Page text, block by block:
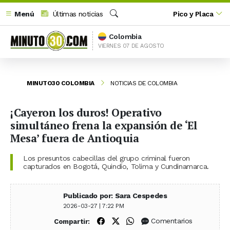
Menú
Últimas noticias
Buscar
Pico y Placa
Colombia
VIERNES 07 DE AGOSTO
MINUTO30 COLOMBIA NOTICIAS DE COLOMBIA
¡Cayeron los duros! Operativo
simultáneo frena la expansión de ‘El
Mesa’ fuera de Antioquia
Los presuntos cabecillas del grupo criminal fueron
capturados en Bogotá, Quindío, Tolima y Cundinamarca.
Publicado por: Sara Cespedes
2026-03-27 | 7:22 PM
Compartir: Compartir en Facebook
Compartir en X (Twitter)
Compartir en WhatsApp
Comentarios